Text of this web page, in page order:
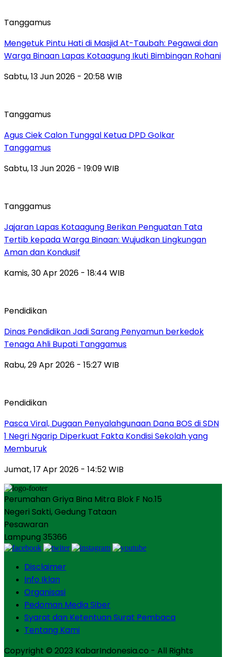
Tanggamus
Mengetuk Pintu Hati di Masjid At-Taubah: Pegawai dan
Warga Binaan Lapas Kotaagung Ikuti Bimbingan Rohani
Sabtu, 13 Jun 2026 - 20:58 WIB
Tanggamus
Agus Ciek Calon Tunggal Ketua DPD Golkar
Tanggamus
Sabtu, 13 Jun 2026 - 19:09 WIB
Tanggamus
Jajaran Lapas Kotaagung Berikan Penguatan Tata
Tertib kepada Warga Binaan: Wujudkan Lingkungan
Aman dan Kondusif
Kamis, 30 Apr 2026 - 18:44 WIB
Pendidikan
Dinas Pendidikan Jadi Sarang Penyamun berkedok
Tenaga Ahli Bupati Tanggamus
Rabu, 29 Apr 2026 - 15:27 WIB
Pendidikan
Pasca Viral, Dugaan Penyalahgunaan Dana BOS di SDN
1 Negri Ngarip Diperkuat Fakta Kondisi Sekolah yang
Memburuk
Jumat, 17 Apr 2026 - 14:52 WIB
Perumahan Griya Bina Mitra Blok F No.15
Negeri Sakti, Gedung Tataan
Pesawaran
Lampung 35366
Disclaimer
Info Iklan
Organisasi
Pedoman Media Siber
Syarat dan Ketentuan Surat Pembaca
Tentang Kami
Copyright © 2023 KabarIndonesia.co - All Rights